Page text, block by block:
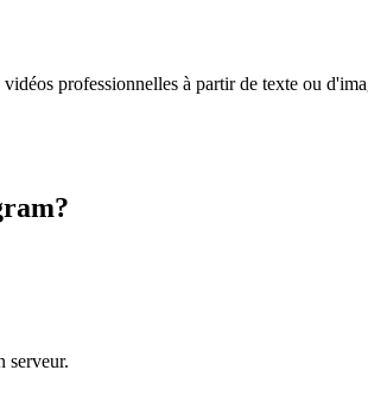
professionnelles à partir de texte ou
serveur.